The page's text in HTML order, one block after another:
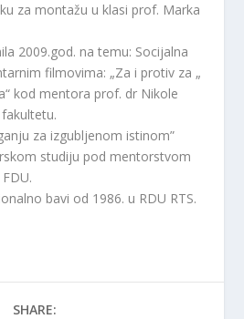
za montažu u klasi prof. Marka
2009.god. na temu: Socijalna
filmovima: „Za i protiv za „
kod mentora prof. dr Nikole
za izgubljenom istinom”
studiju pod mentorstvom
bavi od 1986. u RDU RTS.
SHARE: